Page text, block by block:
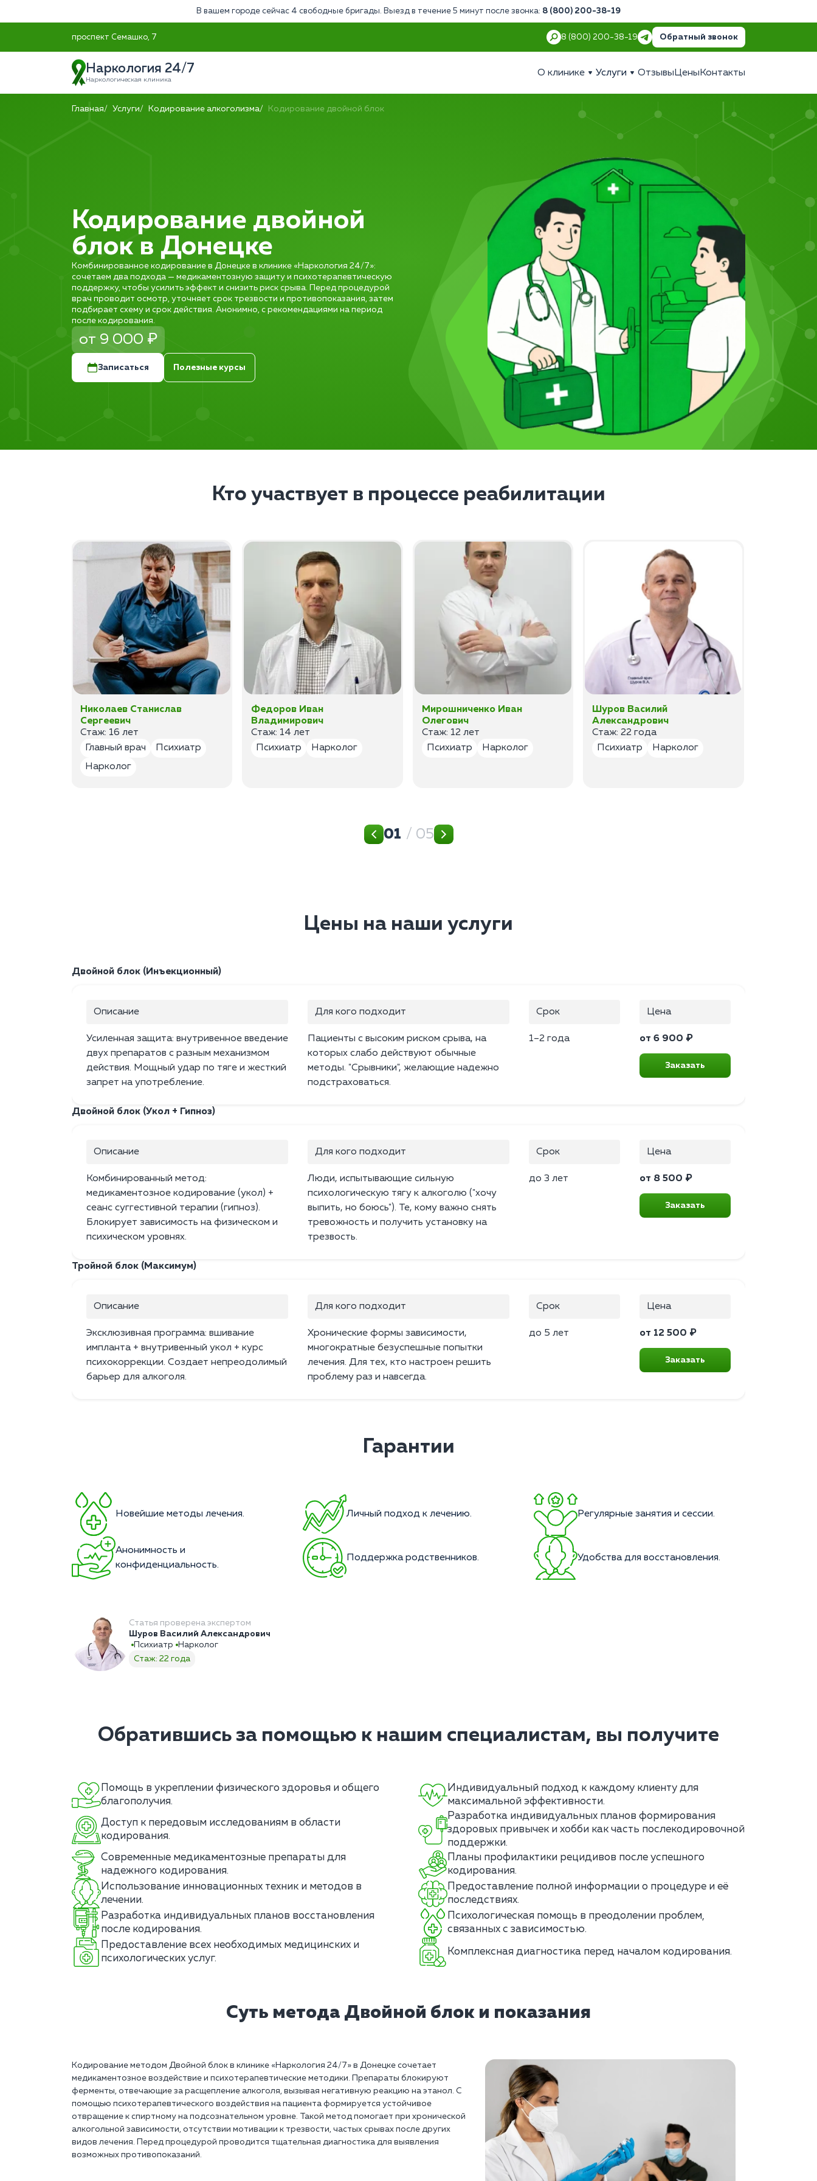
В вашем городе сейчас 4 свободные бригады. Выезд в течение 5 минут после звонка: 8 (800) 200-38-19
проспект Семашко, 7 8 (800) 200-38-19 Обратный звонок
Наркология 24/7
Наркологическая клиника
О клинике Услуги Отзывы Цены Контакты
Главная Услуги Кодирование алкоголизма Кодирование двойной блок
Кодирование двойной
блок в Донецке
Комбинированное кодирование в Донецке в клинике «Наркология 24/7»:
сочетаем два подхода — медикаментозную защиту и психотерапевтическую
поддержку, чтобы усилить эффект и снизить риск срыва. Перед процедурой
врач проводит осмотр, уточняет срок трезвости и противопоказания, затем
подбирает схему и срок действия. Анонимно, с рекомендациями на период
после кодирования.
от 9 000 ₽
Записаться Полезные курсы
Кто участвует в процессе реабилитации
Николаев Станислав
Сергеевич
Стаж: 16 лет
Главный врач
Психиатр
Нарколог
Федоров Иван
Владимирович
Стаж: 14 лет
Психиатр
Нарколог
Мирошниченко Иван
Олегович
Стаж: 12 лет
Психиатр
Нарколог
Шуров Василий
Александрович
Стаж: 22 года
Психиатр
Нарколог
01 / 05
Цены на наши услуги
Двойной блок (Инъекционный)
Описание
Усиленная защита: внутривенное введение
двух препаратов с разным механизмом
действия. Мощный удар по тяге и жесткий
запрет на употребление.
Для кого подходит
Пациенты с высоким риском срыва, на
которых слабо действуют обычные
методы. "Срывники", желающие надежно
подстраховаться.
Срок
1–2 года
Цена
от 6 900 ₽
Заказать
Двойной блок (Укол + Гипноз)
Описание
Комбинированный метод:
медикаментозное кодирование (укол) +
сеанс суггестивной терапии (гипноз).
Блокирует зависимость на физическом и
психическом уровнях.
Для кого подходит
Люди, испытывающие сильную
психологическую тягу к алкоголю ("хочу
выпить, но боюсь"). Те, кому важно снять
тревожность и получить установку на
трезвость.
Срок
до 3 лет
Цена
от 8 500 ₽
Заказать
Тройной блок (Максимум)
Описание
Эксклюзивная программа: вшивание
импланта + внутривенный укол + курс
психокоррекции. Создает непреодолимый
барьер для алкоголя.
Для кого подходит
Хронические формы зависимости,
многократные безуспешные попытки
лечения. Для тех, кто настроен решить
проблему раз и навсегда.
Срок
до 5 лет
Цена
от 12 500 ₽
Заказать
Гарантии
Новейшие методы лечения. Личный подход к лечению. Регулярные занятия и сессии.
Анонимность и
конфиденциальность.
Поддержка родственников. Удобства для восстановления.
Статья проверена экспертом
Шуров Василий Александрович
Психиатр
Нарколог
Стаж: 22 года
Обратившись за помощью к нашим специалистам, вы получите
Помощь в укреплении физического здоровья и общего
благополучия.
Индивидуальный подход к каждому клиенту для
максимальной эффективности.
Доступ к передовым исследованиям в области
кодирования.
Разработка индивидуальных планов формирования
здоровых привычек и хобби как часть послекодировочной
поддержки.
Современные медикаментозные препараты для
надежного кодирования.
Планы профилактики рецидивов после успешного
кодирования.
Использование инновационных техник и методов в
лечении.
Предоставление полной информации о процедуре и её
последствиях.
Разработка индивидуальных планов восстановления
после кодирования.
Психологическая помощь в преодолении проблем,
связанных с зависимостью.
Предоставление всех необходимых медицинских и
психологических услуг.
Комплексная диагностика перед началом кодирования.
Суть метода Двойной блок и показания
Кодирование методом Двойной блок в клинике «Наркология 24/7» в Донецке сочетает
медикаментозное воздействие и психотерапевтические методики. Препараты блокируют
ферменты, отвечающие за расщепление алкоголя, вызывая негативную реакцию на этанол. С
помощью психотерапевтического воздействия на пациента формируется устойчивое
отвращение к спиртному на подсознательном уровне. Такой метод помогает при хронической
алкогольной зависимости, отсутствии мотивации к трезвости, частых срывах после других
видов лечения. Перед процедурой проводится тщательная диагностика для выявления
возможных противопоказаний.